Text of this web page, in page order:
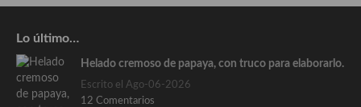
Lo último…
Helado cremoso de papaya, con truco para elaborarlo.
Escrito el Ago-06-2026
12 Comentarios